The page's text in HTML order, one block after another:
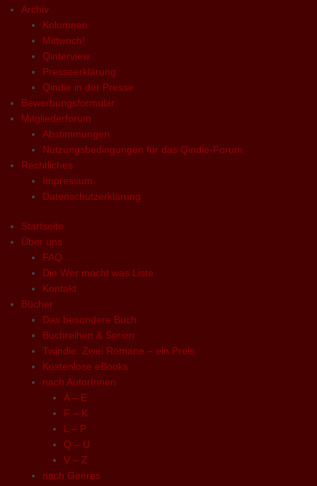
Archiv
Kolumnen
Mittwoch!
Qinterview
Presseerklärung
Qindie in der Presse
Bewerbungsformular
Mitgliederforum
Abstimmungen
Nutzungsbedingungen für das Qindie-Forum
Rechtliches
Impressum
Datenschutzerklärung
Startseite
Über uns
FAQ
Die Wer macht was Liste
Kontakt
Bücher
Das besondere Buch
Buchreihen & Serien
Twindie: Zwei Romane – ein Preis
Kostenlose eBooks
nach AutorInnen
A – E
F – K
L – P
Q – U
V – Z
nach Genres